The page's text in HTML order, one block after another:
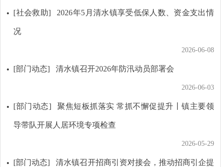
[社会救助] 2026年5月清水镇享受低保人数、资金支出情
况
2026-06-08
[部门动态] 清水镇召开2026年防汛动员部署会
2026-06-03
[部门动态] 聚焦短板抓落实 常抓不懈促提升丨镇主要领
导带队开展人居环境专项检查
2026-05-29
[部门动态] 清水镇召开招商引资对接会，推动招商引企提